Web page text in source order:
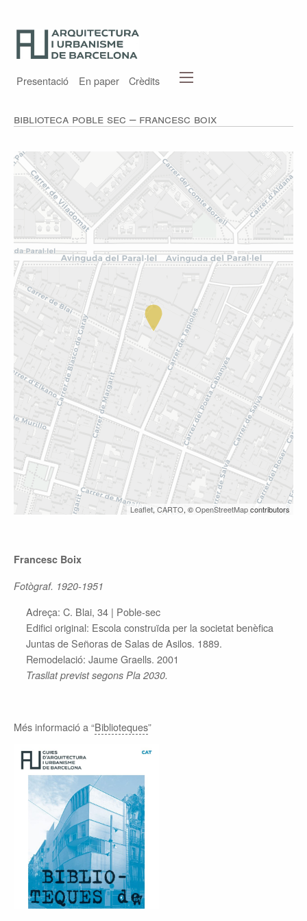
Presentació En paper Crèdits
Biblioteca Poble Sec – Francesc Boix
Leaflet, CARTO, ©OpenStreetMapcontributors
Francesc Boix
Fotògraf. 1920-1951
Adreça: C. Blai, 34 | Poble-sec
Edifici original: Escola construïda per la societat benèfica
Juntas de Señoras de Salas de Asilos. 1889.
Remodelació: Jaume Graells. 2001
Trasllat previst segons Pla 2030.
Més informació a “Biblioteques”